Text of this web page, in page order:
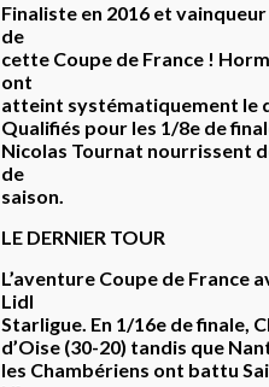
Finaliste en 2016 et
de
cette Coupe de France !
ont
atteint systématiquement le
Qualifiés pour les 1/8e de
Nicolas Tournat nourrissent
de
saison.
LE DERNIER TOUR
L’aventure Coupe de France
Lidl
Starligue. En 1/16e de finale,
d’Oise (30-20) tandis que
les Chambériens ont battu